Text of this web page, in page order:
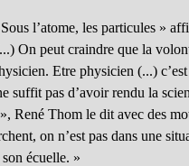
l’atome, les particules »
On peut craindre que la
Etre physicien (...)
suffit pas d’avoir rendu la
René Thom le dit avec des
on n’est pas dans une
écuelle. »